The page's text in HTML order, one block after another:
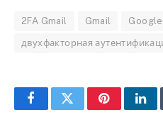
2FA Gmail Gmail
двухфакторная
FacebookTwitterPinterest